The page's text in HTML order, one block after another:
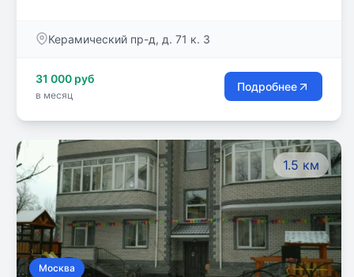
человеком.
Керамический пр-д, д. 71 к. 3
31 000 руб
в месяц
Подробнее
1.5 км
Москва